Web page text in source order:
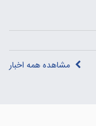
مشاهده همه اخبار